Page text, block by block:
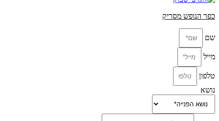
כפר הנופש מסריק
שם
מייל
טלפון
נושא